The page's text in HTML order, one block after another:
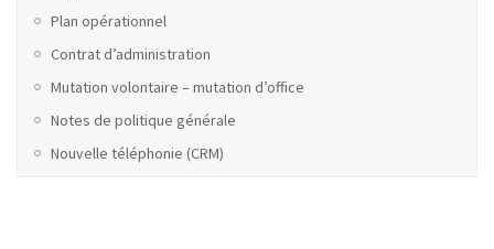
Plan opérationnel
Contrat d’administration
Mutation volontaire – mutation d’office
Notes de politique générale
Nouvelle téléphonie (CRM)